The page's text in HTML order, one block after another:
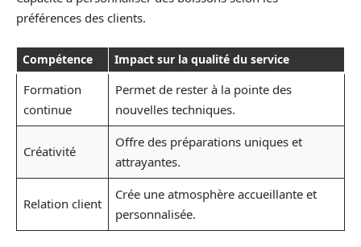
préférences des clients.
Compétence Impact sur la qualité du service
Formation
continue
Permet de rester à la pointe des
nouvelles techniques.
Créativité
Offre des préparations uniques et
attrayantes.
Relation client
Crée une atmosphère accueillante et
personnalisée.